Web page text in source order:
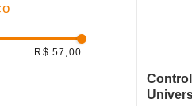
R$ 57,00